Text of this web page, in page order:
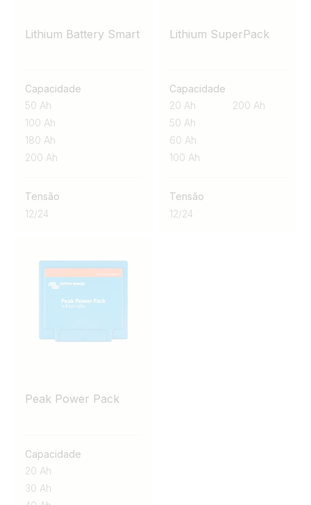
Lithium Battery Smart
Capacidade
50 Ah
100 Ah
180 Ah
200 Ah
Tensão
12/24
Lithium SuperPack
Capacidade
20 Ah
50 Ah
60 Ah
100 Ah
200 Ah
Tensão
12/24
Peak Power Pack
Capacidade
20 Ah
30 Ah